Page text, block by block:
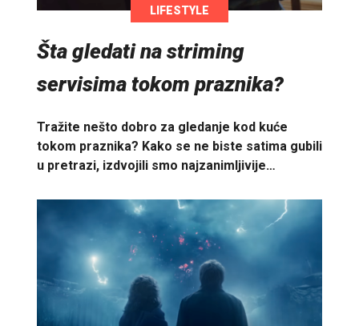
LIFESTYLE
Šta gledati na striming
servisima tokom praznika?
Tražite nešto dobro za gledanje kod kuće
tokom praznika? Kako se ne biste satima gubili
u pretrazi, izdvojili smo najzanimljivije…